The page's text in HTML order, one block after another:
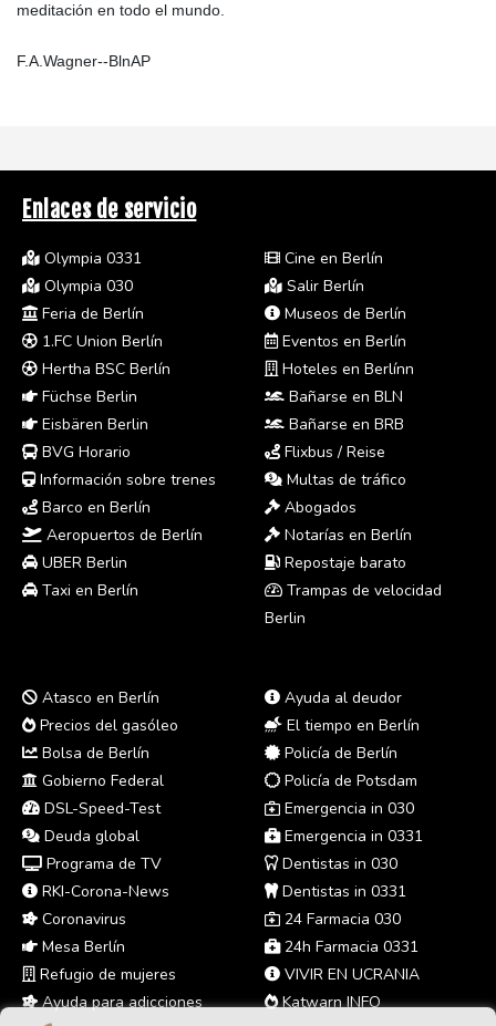
meditación en todo el mundo.
F.A.Wagner--BlnAP
Enlaces de servicio
Olympia 0331
Olympia 030
Feria de Berlín
1.FC Union Berlín
Hertha BSC Berlín
Füchse Berlin
Eisbären Berlin
BVG Horario
Información sobre trenes
Barco en Berlín
Aeropuertos de Berlín
UBER Berlin
Taxi en Berlín
Cine en Berlín
Salir Berlín
Museos de Berlín
Eventos en Berlín
Hoteles en Berlínn
Bañarse en BLN
Bañarse en BRB
Flixbus / Reise
Multas de tráfico
Abogados
Notarías en Berlín
Repostaje barato
Trampas de velocidad
Berlin
Atasco en Berlín
Precios del gasóleo
Bolsa de Berlín
Gobierno Federal
DSL-Speed-Test
Deuda global
Programa de TV
RKI-Corona-News
Coronavirus
Mesa Berlín
Refugio de mujeres
Ayuda para adicciones
Ayuda al deudor
El tiempo en Berlín
Policía de Berlín
Policía de Potsdam
Emergencia in 030
Emergencia in 0331
Dentistas in 030
Dentistas in 0331
24 Farmacia 030
24h Farmacia 0331
VIVIR EN UCRANIA
Katwarn INFO